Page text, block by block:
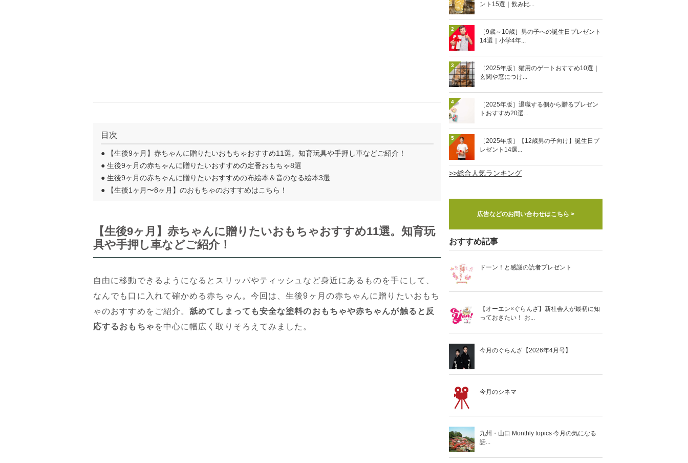
目次
● 【生後9ヶ月】赤ちゃんに贈りたいおもちゃおすすめ11選。知育玩具や手押し車などご紹介！
● 生後9ヶ月の赤ちゃんに贈りたいおすすめの定番おもちゃ8選
● 生後9ヶ月の赤ちゃんに贈りたいおすすめの布絵本＆音のなる絵本3選
● 【生後1ヶ月〜8ヶ月】のおもちゃのおすすめはこちら！
【生後9ヶ月】赤ちゃんに贈りたいおもちゃおすすめ11選。知育玩
具や手押し車などご紹介！
自由に移動できるようになるとスリッパやティッシュなど身近にあるものを手にして、
なんでも口に入れて確かめる赤ちゃん。今回は、生後9ヶ月の赤ちゃんに贈りたいおもち
ゃのおすすめをご紹介。舐めてしまっても安全な塗料のおもちゃや赤ちゃんが触ると反
応するおもちゃ を中心に幅広く取りそろえてみました。
ント15選｜飲み比...
2
［9歳～10歳］男の子への誕生日プレゼント
14選｜小学4年...
3
［2025年版］猫用のゲートおすすめ10選｜
玄関や窓につけ...
4
［2025年版］退職する側から贈るプレゼン
トおすすめ20選...
5
［2025年版］【12歳男の子向け】誕生日プ
レゼント14選...
>>総合人気ランキング
広告などのお問い合わせはこちら >
おすすめ記事
ドーン！と感謝の読者プレゼント
【オーエン×ぐらんざ】新社会人が最初に知
っておきたい！ お...
今月のぐらんざ【2026年4月号】
今月のシネマ
九州・山口 Monthly topics 今月の気になる
話...